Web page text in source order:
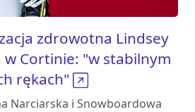
zdrowotna Lindsey
Cortinie: "w stabilnym
rękach"
Narciarska i Snowboardowa